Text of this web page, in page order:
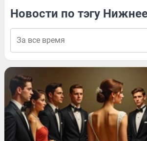
Новости по тэгу